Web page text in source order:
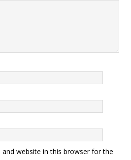
and website in this browser for the